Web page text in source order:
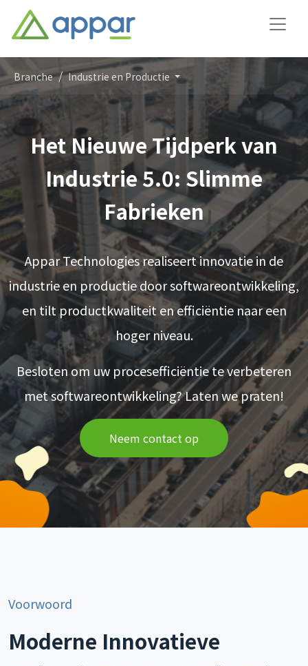
Branche Industrie en Productie
Het Nieuwe Tijdperk van
Industrie 5.0: Slimme
Fabrieken
Appar Technologies realiseert innovatie in de
industrie en productie door softwareontwikkeling,
en tilt productkwaliteit en efficiëntie naar een
hoger niveau.
Besloten om uw procesefficiëntie te verbeteren
met softwareontwikkeling? Laten we praten!
Neem contact op
Voorwoord
Moderne Innovatieve